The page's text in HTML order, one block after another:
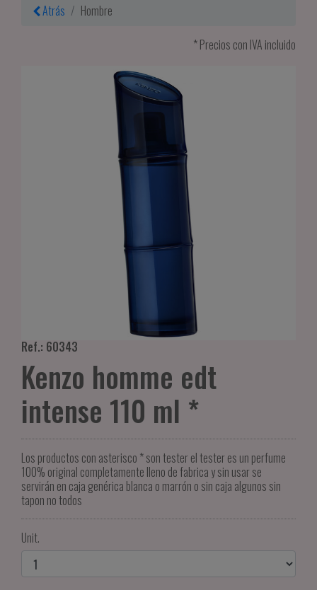
Atrás
Hombre
* Precios con IVA incluido
Ref.: 60343
Kenzo homme edt
intense 110 ml *
Los productos con asterisco * son tester el tester es un perfume
100% original completamente lleno de fabrica y sin usar se
servirán en caja genérica blanca o marrón o sin caja algunos sin
tapon no todos
Unit.